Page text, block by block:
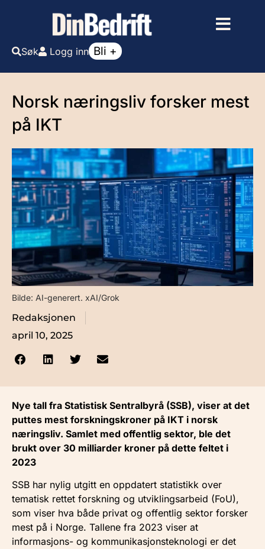
Søk Logg inn Bli +
Norsk næringsliv forsker mest
på IKT
Bilde: AI-generert. xAI/Grok
Redaksjonen
april 10, 2025
Nye tall fra Statistisk Sentralbyrå (SSB), viser at det
puttes mest forskningskroner på IKT i norsk
næringsliv. Samlet med offentlig sektor, ble det
brukt over 30 milliarder kroner på dette feltet i
2023
SSB har nylig utgitt en oppdatert statistikk over
tematisk rettet forskning og utviklingsarbeid (FoU),
som viser hva både privat og offentlig sektor forsker
mest på i Norge. Tallene fra 2023 viser at
informasjons- og kommunikasjonsteknologi er det